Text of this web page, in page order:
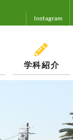
Instagram
学科紹介